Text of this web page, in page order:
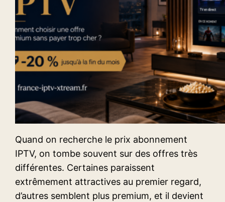
Quand on recherche le prix abonnement
IPTV, on tombe souvent sur des offres très
différentes. Certaines paraissent
extrêmement attractives au premier regard,
d’autres semblent plus premium, et il devient